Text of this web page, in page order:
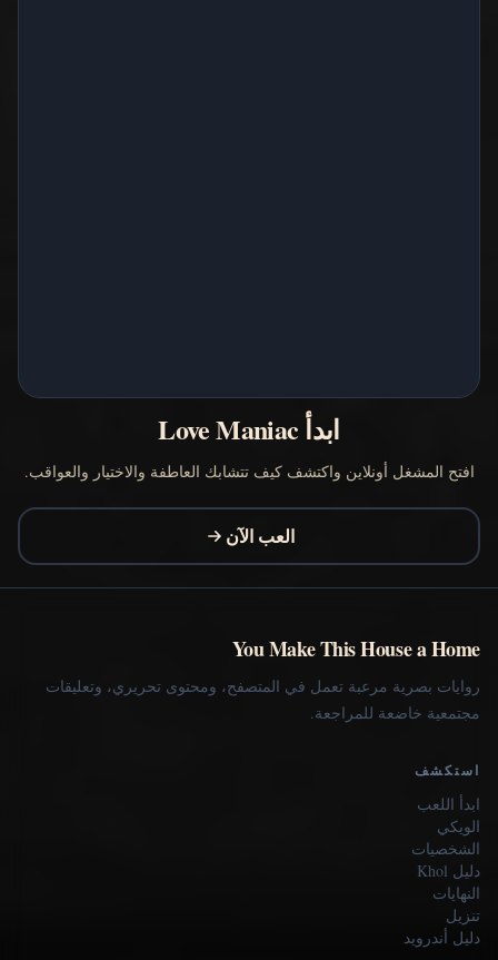
ابدأ Love Maniac
افتح المشغل أونلاين واكتشف كيف تتشابك العاطفة والاختيار والعواقب.
العب الآن
You Make This House a Home
روايات بصرية مرعبة تعمل في المتصفح، ومحتوى تحريري، وتعليقات
مجتمعية خاضعة للمراجعة.
استكشف
ابدأ اللعب
الويكي
الشخصيات
دليل Khol
النهايات
تنزيل
دليل أندرويد